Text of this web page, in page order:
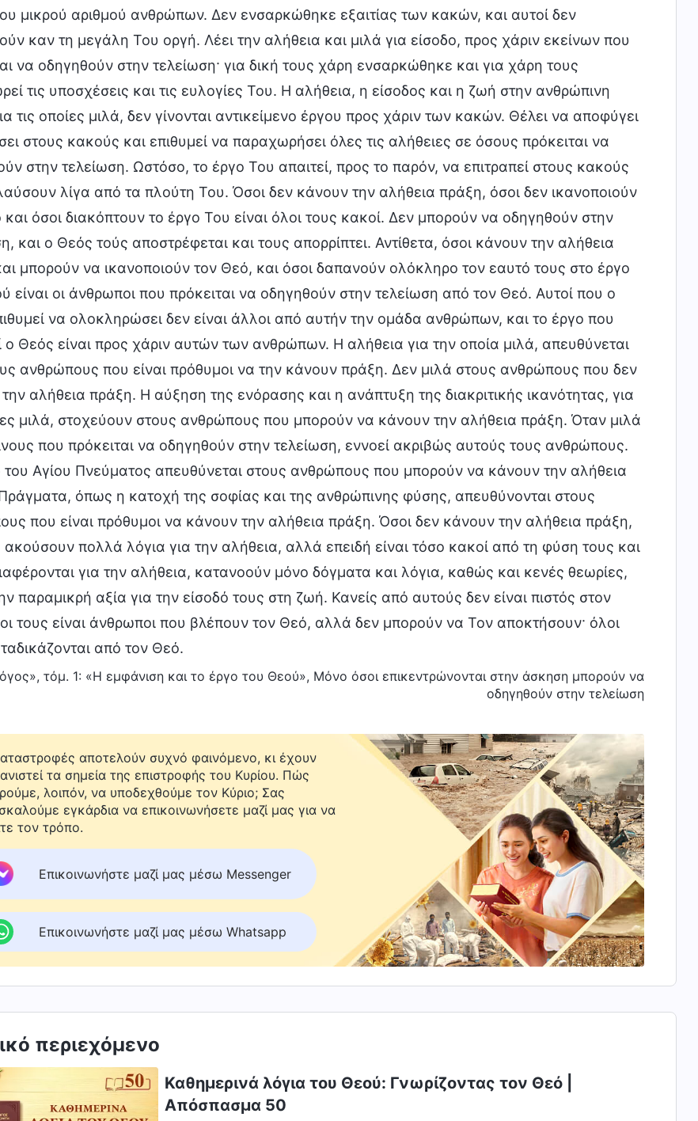
μικρού αριθμού ανθρώπων. Δεν ενσαρκώθηκε εξαιτίας των κακών, και αυτοί δεν
καν τη μεγάλη Του οργή. Λέει την αλήθεια και μιλά για είσοδο, προς χάριν εκείνων που
να οδηγηθούν στην τελείωση· για δική τους χάρη ενσαρκώθηκε και για χάρη τους
τις υποσχέσεις και τις ευλογίες Του. Η αλήθεια, η είσοδος και η ζωή στην ανθρώπινη
τις οποίες μιλά, δεν γίνονται αντικείμενο έργου προς χάριν των κακών. Θέλει να αποφύγει
στους κακούς και επιθυμεί να παραχωρήσει όλες τις αλήθειες σε όσους πρόκειται να
στην τελείωση. Ωστόσο, το έργο Του απαιτεί, προς το παρόν, να επιτραπεί στους κακούς
λίγα από τα πλούτη Του. Όσοι δεν κάνουν την αλήθεια πράξη, όσοι δεν ικανοποιούν
όσοι διακόπτουν το έργο Του είναι όλοι τους κακοί. Δεν μπορούν να οδηγηθούν στην
και ο Θεός τούς αποστρέφεται και τους απορρίπτει. Αντίθετα, όσοι κάνουν την αλήθεια
μπορούν να ικανοποιούν τον Θεό, και όσοι δαπανούν ολόκληρο τον εαυτό τους στο έργο
είναι οι άνθρωποι που πρόκειται να οδηγηθούν στην τελείωση από τον Θεό. Αυτοί που ο
να ολοκληρώσει δεν είναι άλλοι από αυτήν την ομάδα ανθρώπων, και το έργο που
ο Θεός είναι προς χάριν αυτών των ανθρώπων. Η αλήθεια για την οποία μιλά, απευθύνεται
ανθρώπους που είναι πρόθυμοι να την κάνουν πράξη. Δεν μιλά στους ανθρώπους που δεν
αλήθεια πράξη. Η αύξηση της ενόρασης και η ανάπτυξη της διακριτικής ικανότητας, για
μιλά, στοχεύουν στους ανθρώπους που μπορούν να κάνουν την αλήθεια πράξη. Όταν μιλά
που πρόκειται να οδηγηθούν στην τελείωση, εννοεί ακριβώς αυτούς τους ανθρώπους.
του Αγίου Πνεύματος απευθύνεται στους ανθρώπους που μπορούν να κάνουν την αλήθεια
όπως η κατοχή της σοφίας και της ανθρώπινης φύσης, απευθύνονται στους
που είναι πρόθυμοι να κάνουν την αλήθεια πράξη. Όσοι δεν κάνουν την αλήθεια πράξη,
ακούσουν πολλά λόγια για την αλήθεια, αλλά επειδή είναι τόσο κακοί από τη φύση τους και
για την αλήθεια, κατανοούν μόνο δόγματα και λόγια, καθώς και κενές θεωρίες,
παραμικρή αξία για την είσοδό τους στη ζωή. Κανείς από αυτούς δεν είναι πιστός στον
τους είναι άνθρωποι που βλέπουν τον Θεό, αλλά δεν μπορούν να Τον αποκτήσουν· όλοι
από τον Θεό.
τόμ. 1: «Η εμφάνιση και το έργο του Θεού», Μόνο όσοι επικεντρώνονται στην άσκηση μπορούν να
οδηγηθούν στην τελείωση
αποτελούν συχνό φαινόμενο, κι έχουν
τα σημεία της επιστροφής του Κυρίου. Πώς
λοιπόν, να υποδεχθούμε τον Κύριο; Σας
εγκάρδια να επικοινωνήσετε μαζί μας για να
τον τρόπο.
Επικοινωνήστε μαζί μας μέσω Messenger
Επικοινωνήστε μαζί μας μέσω Whatsapp
περιεχόμενο
Καθημερινά λόγια του Θεού: Γνωρίζοντας τον Θεό |
Απόσπασμα 50